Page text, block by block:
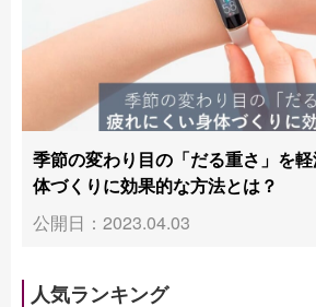
季節の変わり目の「だる重さ」を
体づくりに効果的な方法とは？
公開日：2023.04.03
人気ランキング